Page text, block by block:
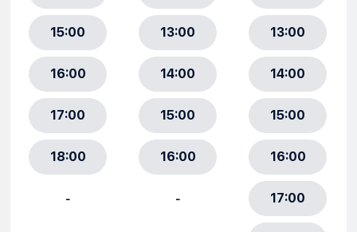
15:00
16:00
17:00
18:00
-
13:00
14:00
15:00
16:00
-
13:00
14:00
15:00
16:00
17:00